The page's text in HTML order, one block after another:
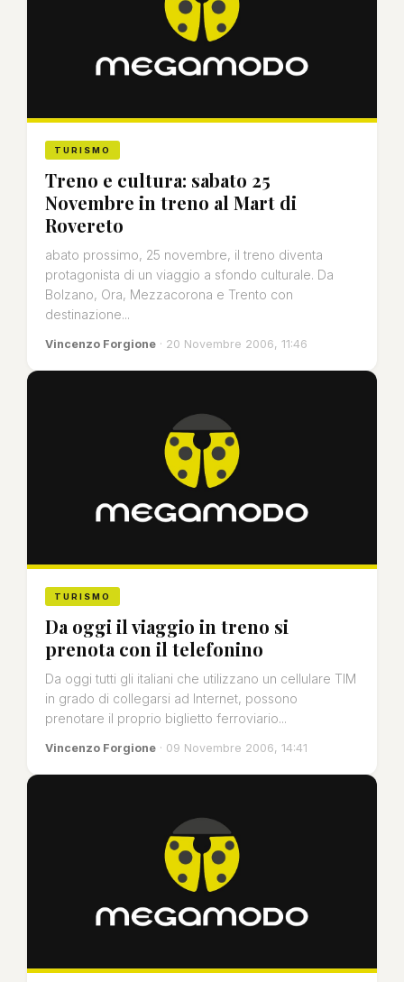
TURISMO
Treno e cultura: sabato 25
Novembre in treno al Mart di
Rovereto
abato prossimo, 25 novembre, il treno diventa
protagonista di un viaggio a sfondo culturale. Da
Bolzano, Ora, Mezzacorona e Trento con
destinazione...
Vincenzo Forgione · 20 Novembre 2006, 11:46
TURISMO
Da oggi il viaggio in treno si
prenota con il telefonino
Da oggi tutti gli italiani che utilizzano un cellulare TIM
in grado di collegarsi ad Internet, possono
prenotare il proprio biglietto ferroviario...
Vincenzo Forgione · 09 Novembre 2006, 14:41